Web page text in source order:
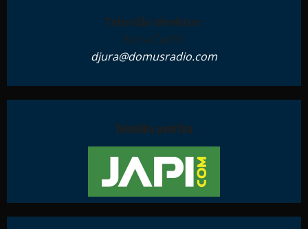
Tehnički direktor:
Đura Ćurčić
djura@domusradio.com
Tehnička podrška